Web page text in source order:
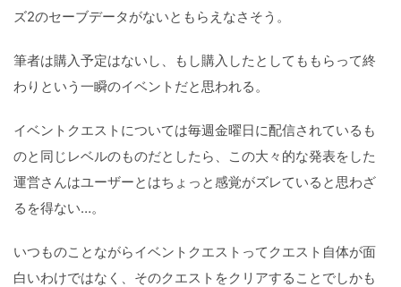
ズ2のセーブデータがないともらえなさそう。
筆者は購入予定はないし、もし購入したとしてももらって終
わりという一瞬のイベントだと思われる。
イベントクエストについては毎週金曜日に配信されているも
のと同じレベルのものだとしたら、この大々的な発表をした
運営さんはユーザーとはちょっと感覚がズレていると思わざ
るを得ない…。
いつものことながらイベントクエストってクエスト自体が面
白いわけではなく、そのクエストをクリアすることでしかも